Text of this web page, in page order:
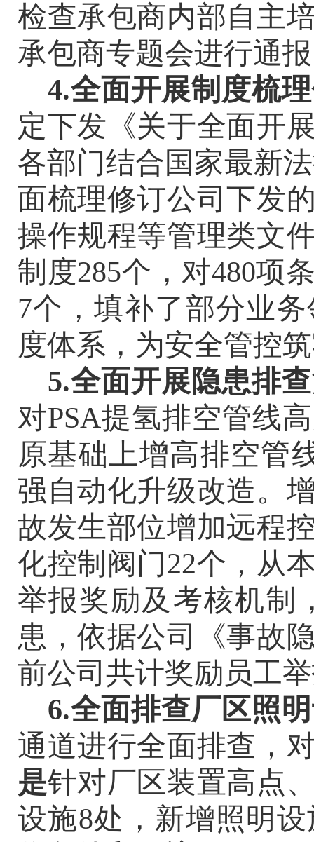
检查承包商内部自主
承包商专题会进行通
4.全面开展制度梳
定下发《关于全面开
各部门结合国家最新
面梳理修订公司下发
操作规程等管理类文
制度285个，对480项
7个，填补了部分业
度体系，为安全管控
5.全面开展隐患排
对PSA提氢排空管线
原基础上增高排空管
强自动化升级改造。
故发生部位增加远程
化控制阀门22个，从
举报奖励及考核机制
患，依据公司《事故
前公司共计奖励员工
6.全面排查厂区照
通道进行全面排查，
是针对厂区装置高点
设施8处，新增照明